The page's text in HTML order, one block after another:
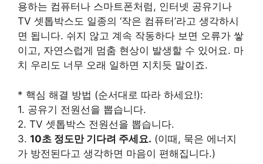
용하는 컴퓨터나 스마트폰처럼, 인터넷 공유기나
TV 셋톱박스도 일종의 ‘작은 컴퓨터’라고 생각하시
면 됩니다. 쉬지 않고 계속 작동하다 보면 오류가 쌓
이고, 자연스럽게 멈춤 현상이 발생할 수 있어요. 마
치 우리도 너무 오래 일하면 지치듯 말이죠.
* 핵심 해결 방법 (순서대로 따라 하세요!):
1. 공유기 전원선을 뽑습니다.
2. TV 셋톱박스 전원선을 뽑습니다.
3. 10초 정도만 기다려 주세요. (이때, 묵은 에너지
가 방전된다고 생각하면 마음이 편해집니다.)